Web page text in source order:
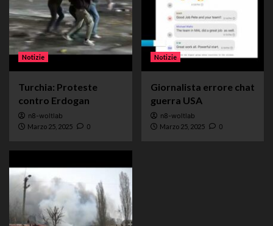
Notizie
Turchia: Proteste
contro Erdogan
n8-woltlab
Marzo 25, 2025 0
Notizie
Giornalista errore chat
guerra USA
n8-woltlab
Marzo 25, 2025 0